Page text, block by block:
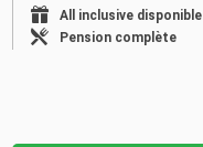
All inclusive disponible
Pension complète